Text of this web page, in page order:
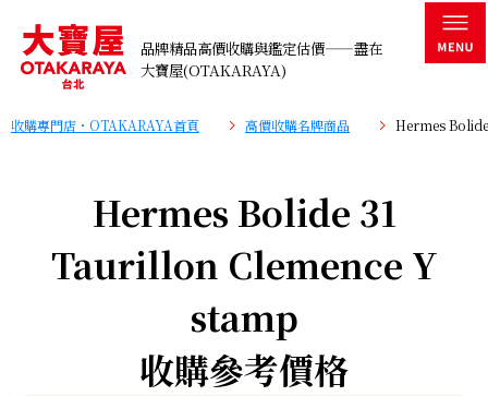
品牌精品高價收購與鑑定估價——盡在
大寶屋(OTAKARAYA)
收購專門店・OTAKARAYA首頁 高價收購名牌商品 Hermes
Hermes Bolide 31
Taurillon Clemence Y
stamp
收購參考價格